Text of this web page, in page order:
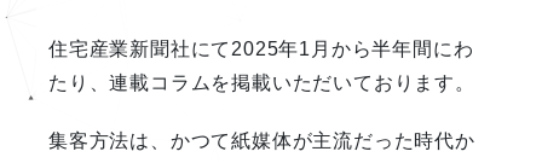
住宅産業新聞社にて2025年1月から半年間にわ
たり、連載コラムを掲載いただいております。
集客方法は、かつて紙媒体が主流だった時代か